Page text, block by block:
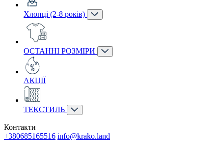
Хлопці (2-8 років)
ОСТАННІ РОЗМІРИ
АКЦІЇ
ТЕКСТИЛЬ
Контакти
+380685165516 info@krako.land